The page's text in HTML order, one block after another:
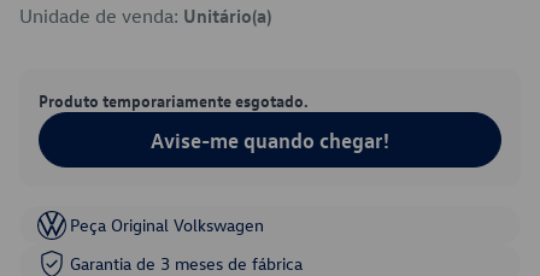
Unidade de venda: Unitário(a)
Produto temporariamente esgotado.
Avise-me quando chegar!
Peça Original Volkswagen
Garantia de 3 meses de fábrica